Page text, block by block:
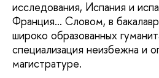
исследования, Испания и
Франция… Словом, в
широко образованных
специализация неизбежна и
магистратуре.